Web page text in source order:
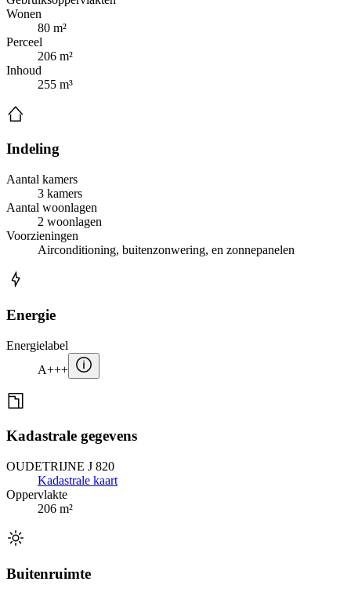
Wonen
80 m²
Perceel
206 m²
Inhoud
255 m³
Indeling
Aantal kamers
3 kamers
Aantal woonlagen
2 woonlagen
Voorzieningen
Airconditioning, buitenzonwering, en zonnepanelen
Energie
Energielabel
A+++
Kadastrale gegevens
OUDETRIJNE J 820
Kadastrale kaart
Oppervlakte
206 m²
Buitenruimte